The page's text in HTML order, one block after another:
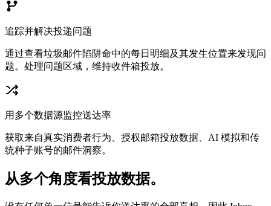
追踪并解决投递问题
通过查看垃圾邮件陷阱命中的每日明细及其发生位置来发现问
题。处理问题区域，维持收件箱投放。
用多个数据源监控送达率
获取来自真实消费者行为、授权邮箱投放数据、AI 模拟和传
统种子账号的邮件洞察。
从多个角度看投放数据。